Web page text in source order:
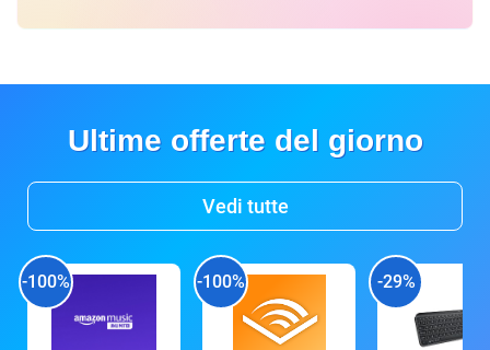
Ultime offerte del giorno
Vedi tutte
-100% -100% -29%